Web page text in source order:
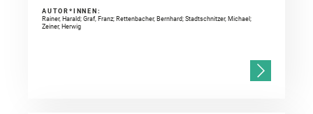
AUTOR*INNEN:
Rainer, Harald; Graf, Franz; Rettenbacher, Bernhard; Stadtschnitzer, Michael;
Zeiner, Herwig